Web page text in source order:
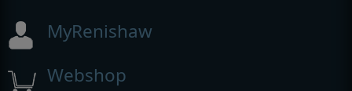
MyRenishaw
Webshop